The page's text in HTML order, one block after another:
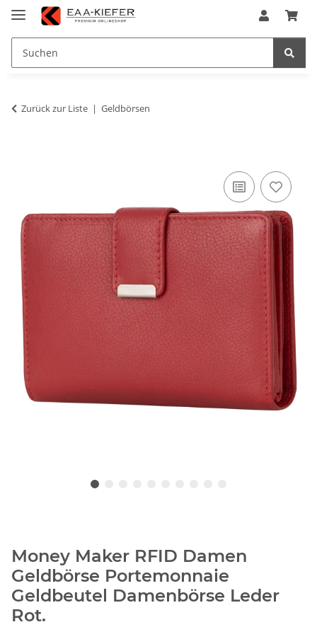
Zurück zur Liste Geldbörsen
Money Maker RFID Damen
Geldbörse Portemonnaie
Geldbeutel Damenbörse Leder
Rot.